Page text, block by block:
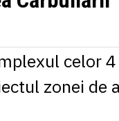
1 MDL= 0.2538
1 PLN= 1.1646
1 RSD= 0.0425
= 0.0530
1 SEK = 0.4526